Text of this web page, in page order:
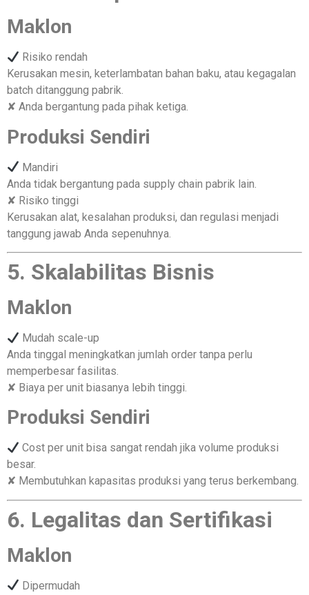
Maklon
Risiko rendah
Kerusakan mesin, keterlambatan bahan baku, atau kegagalan
batch ditanggung pabrik.
✘ Anda bergantung pada pihak ketiga.
Produksi Sendiri
Mandiri
Anda tidak bergantung pada supply chain pabrik lain.
✘ Risiko tinggi
Kerusakan alat, kesalahan produksi, dan regulasi menjadi
tanggung jawab Anda sepenuhnya.
5. Skalabilitas Bisnis
Maklon
Mudah scale-up
Anda tinggal meningkatkan jumlah order tanpa perlu
memperbesar fasilitas.
✘ Biaya per unit biasanya lebih tinggi.
Produksi Sendiri
Cost per unit bisa sangat rendah jika volume produksi
besar.
✘ Membutuhkan kapasitas produksi yang terus berkembang.
6. Legalitas dan Sertifikasi
Maklon
Dipermudah